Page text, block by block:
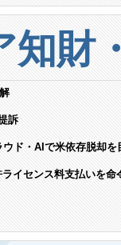
知財
訴
ド・AIで米依存脱却を
イセンス料支払いを命